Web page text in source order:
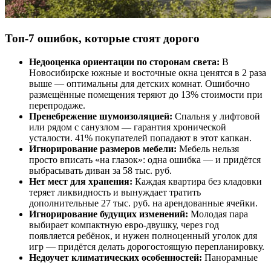
Топ-7 ошибок, которые стоят дорого
Недооценка ориентации по сторонам света: В
Новосибирске южные и восточные окна ценятся в 2 раза
выше — оптимальны для детских комнат. Ошибочно
размещённые помещения теряют до 13% стоимости при
перепродаже.
Пренебрежение шумоизоляцией: Спальня у лифтовой
или рядом с санузлом — гарантия хронической
усталости. 41% покупателей попадают в этот капкан.
Игнорирование размеров мебели: Мебель нельзя
просто вписать «на глазок»: одна ошибка — и придётся
выбрасывать диван за 58 тыс. руб.
Нет мест для хранения: Каждая квартира без кладовки
теряет ликвидность и вынуждает тратить
дополнительные 27 тыс. руб. на арендованные ячейки.
Игнорирование будущих изменений: Молодая пара
выбирает компактную евро-двушку, через год
появляется ребёнок, и нужен полноценный уголок для
игр — придётся делать дорогостоящую перепланировку.
Недоучет климатических особенностей: Панорамные